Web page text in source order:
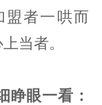
盟者一哄而
当者。
睁眼一看：